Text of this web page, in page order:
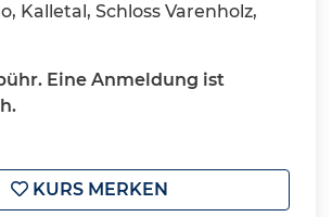
Kalletal, Schloss Varenholz,
Eine Anmeldung ist
KURS MERKEN